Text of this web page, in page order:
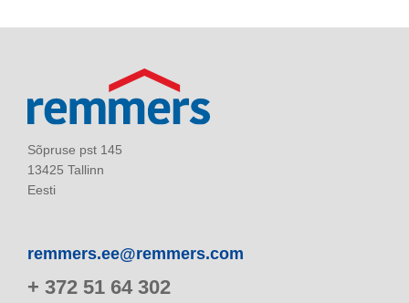
Sõpruse pst 145
13425 Tallinn
Eesti
remmers.ee@remmers.com
+ 372 51 64 302